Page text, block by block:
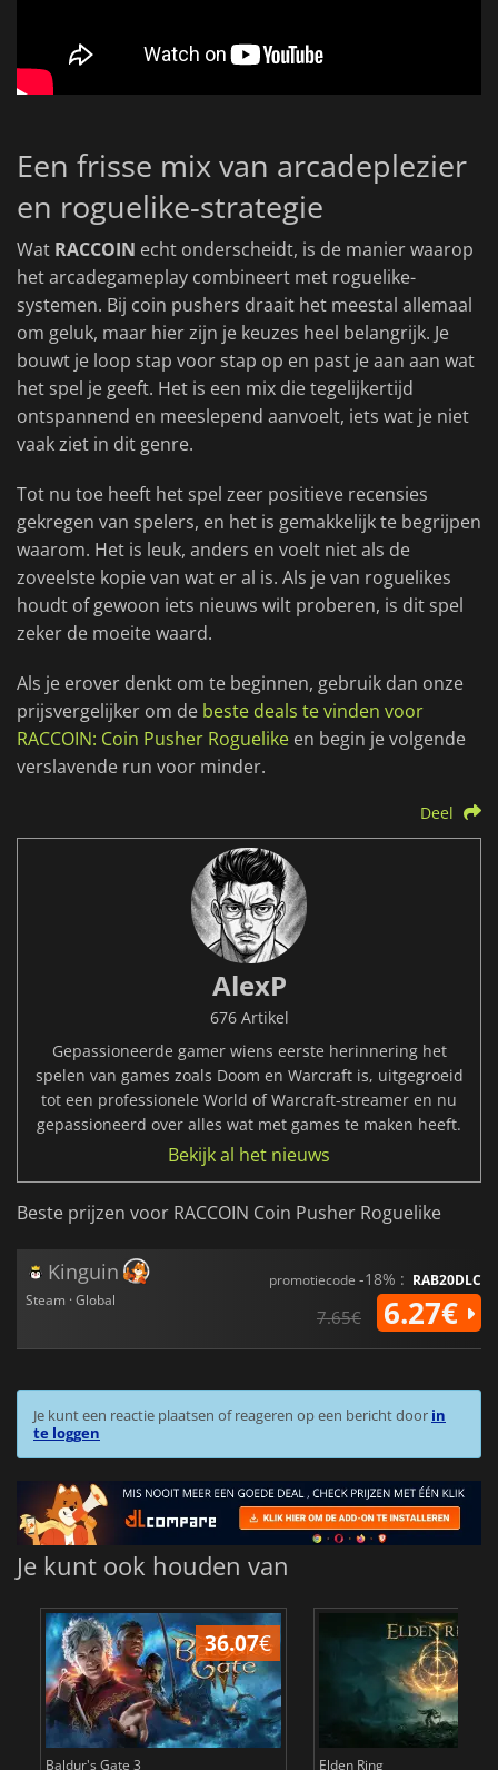
Een frisse mix van arcadeplezier
en roguelike-strategie
Wat RACCOIN echt onderscheidt, is de manier waarop
het arcadegameplay combineert met roguelike-
systemen. Bij coin pushers draait het meestal allemaal
om geluk, maar hier zijn je keuzes heel belangrijk. Je
bouwt je loop stap voor stap op en past je aan aan wat
het spel je geeft. Het is een mix die tegelijkertijd
ontspannend en meeslepend aanvoelt, iets wat je niet
vaak ziet in dit genre.
Tot nu toe heeft het spel zeer positieve recensies
gekregen van spelers, en het is gemakkelijk te begrijpen
waarom. Het is leuk, anders en voelt niet als de
zoveelste kopie van wat er al is. Als je van roguelikes
houdt of gewoon iets nieuws wilt proberen, is dit spel
zeker de moeite waard.
Als je erover denkt om te beginnen, gebruik dan onze
prijsvergelijker om de beste deals te vinden voor
RACCOIN: Coin Pusher Roguelike en begin je volgende
verslavende run voor minder.
Deel
AlexP
676 Artikel
Gepassioneerde gamer wiens eerste herinnering het
spelen van games zoals Doom en Warcraft is, uitgegroeid
tot een professionele World of Warcraft-streamer en nu
gepassioneerd over alles wat met games te maken heeft.
Bekijk al het nieuws
Beste prijzen voor RACCOIN Coin Pusher Roguelike
Kinguin
Steam · Global
promotiecode -18% : RAB20DLC
7.65€ 6.27€
Je kunt een reactie plaatsen of reageren op een bericht door in
te loggen
Je kunt ook houden van
36.07€
Baldur's Gate 3 Elden Ring